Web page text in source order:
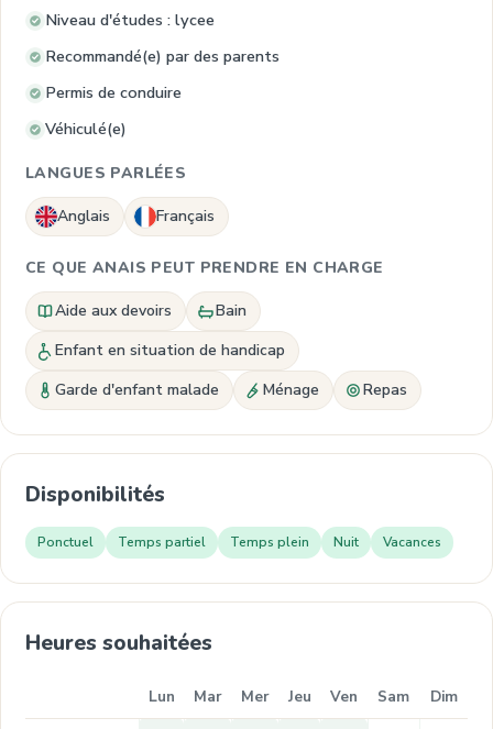
Niveau d'études : lycee
Recommandé(e) par des parents
Permis de conduire
Véhiculé(e)
LANGUES PARLÉES
Anglais Français
CE QUE ANAIS PEUT PRENDRE EN CHARGE
Aide aux devoirs
Bain
Enfant en situation de handicap
Garde d'enfant malade
Ménage Repas
Disponibilités
Ponctuel Temps partiel Temps plein Nuit Vacances
Heures souhaitées
Lun Mar Mer Jeu Ven Sam Dim